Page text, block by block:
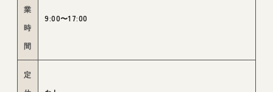
業
時
間
9:00〜17:00
定